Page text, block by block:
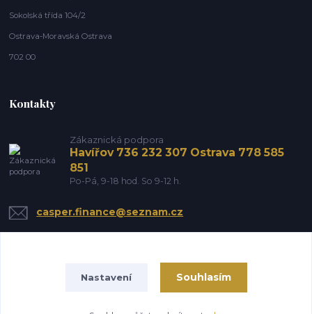
Sokolská třída 104/2
Ostrava-Moravská Ostrava
702 00
Kontakty
Zákaznická podpora
Havířov 736 232 307 Ostrava 778 585
851
Po-Pá, 9-18 hod. So 9-12 h.
casper.finance@seznam.cz
Nastavení Souhlasím